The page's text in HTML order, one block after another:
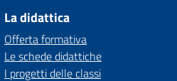
La didattica
Offerta formativa
Le schede didattiche
I progetti delle classi